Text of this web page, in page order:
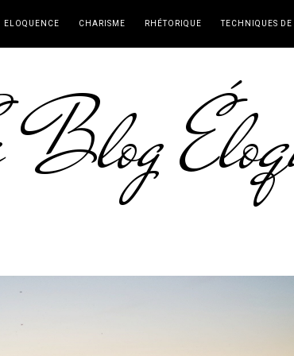
ELOQUENCE CHARISME RHÉTORIQUE TECHNIQUES DE